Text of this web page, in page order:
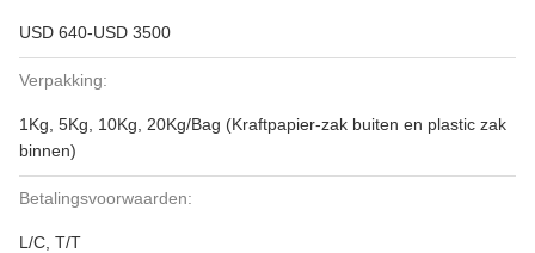
USD 640-USD 3500
Verpakking:
1Kg, 5Kg, 10Kg, 20Kg/Bag (Kraftpapier-zak buiten en plastic zak
binnen)
Betalingsvoorwaarden:
L/C, T/T